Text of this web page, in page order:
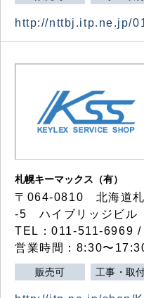
http://nttbj.itp.ne.jp/
札幌キーマックス（有）
〒064-0810 北海道札
-5 ハイブリッジビル
TEL：011-511-6969
営業時間：8:30〜
販売可 工事・取